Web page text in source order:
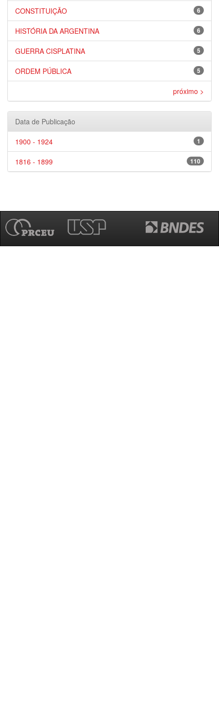
6
CONSTITUIÇÃO
6
HISTÓRIA DA ARGENTINA
5
GUERRA CISPLATINA
5
ORDEM PÚBLICA
próximo >
Data de Publicação
1
1900 - 1924
110
1816 - 1899